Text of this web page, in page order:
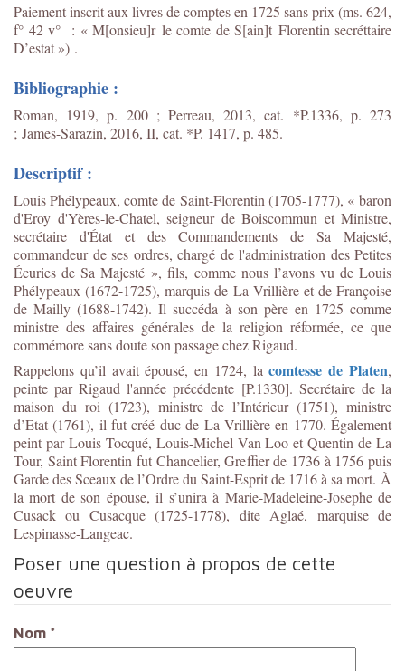
Paiement inscrit aux livres de comptes en 1725 sans prix (ms. 624,
f° 42 v° : « M[onsieu]r le comte de S[ain]t Florentin secréttaire
D’estat ») .
Bibliographie :
Roman, 1919, p. 200 ; Perreau, 2013, cat. *P.1336, p. 273
; James-Sarazin, 2016, II, cat. *P. 1417, p. 485.
Descriptif :
Louis Phélypeaux, comte de Saint-Florentin (1705-1777), « baron
d'Eroy d'Yères-le-Chatel, seigneur de Boiscommun et Ministre,
secrétaire d'État et des Commandements de Sa Majesté,
commandeur de ses ordres, chargé de l'administration des Petites
Écuries de Sa Majesté », fils, comme nous l’avons vu de Louis
Phélypeaux (1672-1725), marquis de La Vrillière et de Françoise
de Mailly (1688-1742). Il succéda à son père en 1725 comme
ministre des affaires générales de la religion réformée, ce que
commémore sans doute son passage chez Rigaud.
Rappelons qu’il avait épousé, en 1724, lacomtesse de Platen,
peinte par Rigaud l'année précédente [P.1330]. Secrétaire de la
maison du roi (1723), ministre de l’Intérieur (1751), ministre
d’Etat (1761), il fut créé duc de La Vrillière en 1770. Également
peint par Louis Tocqué, Louis-Michel Van Loo et Quentin de La
Tour, Saint Florentin fut Chancelier, Greffier de 1736 à 1756 puis
Garde des Sceaux de l’Ordre du Saint-Esprit de 1716 à sa mort. À
la mort de son épouse, il s’unira à Marie-Madeleine-Josephe de
Cusack ou Cusacque (1725-1778), dite Aglaé, marquise de
Lespinasse-Langeac.
Poser une question à propos de cette
oeuvre
Nom *